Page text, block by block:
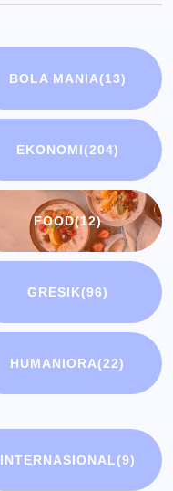
BOLA MANIA(13)
EKONOMI(204)
FOOD(12)
GRESIK(96)
HUMANIORA(22)
INTERNASIONAL(9)